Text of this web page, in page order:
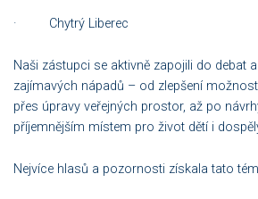
· Chytrý Liberec
Naši zástupci se aktivně zapojili do debat
zajímavých nápadů – od zlepšení
přes úpravy veřejných prostor, až po
příjemnějším místem pro život dětí i
Nejvíce hlasů a pozornosti získala tato